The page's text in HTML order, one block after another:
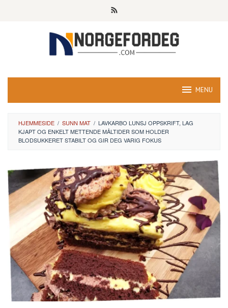
MENU
HJEMMESIDE / SUNN MAT / LAVKARBO LUNSJ OPPSKRIFT, LAG
KJAPT OG ENKELT METTENDE MÅLTIDER SOM HOLDER
BLODSUKKERET STABILT OG GIR DEG VARIG FOKUS